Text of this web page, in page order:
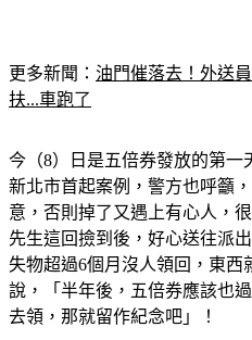
更多新聞： 油門催落去！外送
扶...車跑了
今（8）日是五倍券發放的第一
新北市首起案例，警方也呼籲
意，否則掉了又遇上有心人，
先生這回撿到後，好心送往派
失物超過6個月沒人領回，東西
說，「半年後，五倍券應該也
去領，那就留作紀念吧」！